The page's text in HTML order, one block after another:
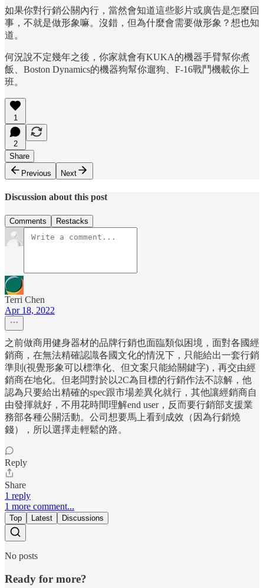
如果你對行銷公關內行，當然會知道這些影片或廣告是怎麼回
事，不就是做形象嘛。沒錯，但為什麼會需要做形象？想也知
道。
何況說不定幾年之後，你家就會有KUKA的機器手臂幫你煮
飯、Boston Dynamics的機器狗幫你遛狗、F-16戰鬥機載你上
班。
1
2
Share
Previous
Next
Discussion about this post
Comments Restacks
Terri Chen
Apr 18, 2022
之前做商用健身器材的品牌行銷也面臨類似困境，面對各國經
銷商，在無法精確認識各國文化的情況下，只能給出一套行銷
準則(視覺形象可以標準化、但文案只能給關鍵字)，再交由經
銷商在地化。但老闆對於以2C為目標的行銷作法不諒解，他
認為只要給出精確的spec跟市場差異化就行，其他讓經銷商自
由發揮就好，不用花時間理解end user，反而要行銷部支援業
務部各種公關活動。公司想要馬上看到成效（因為行銷燒
錢），所以選擇走輕鬆的路。
Reply
Share
1 reply
1 more comment...
Top Latest Discussions
No posts
Ready for more?